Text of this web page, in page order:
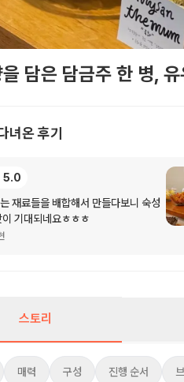
담은 담금주 한 병,
녀온 후기
5.0
재료들을 배합해서 만들다보니 숙성
이 기대되네요ㅎㅎㅎ
스토리
매력 구성 진행 순서